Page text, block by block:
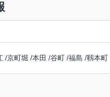
/京町堀 /本田 /谷町 /福島 /靱本町